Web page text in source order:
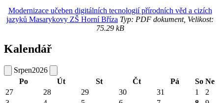
Modernizace učeben digitálních tecnologií přírodních věd a cizích
jazyků Masarykovy ZŠ Horní Bříza Typ: PDF dokument, Velikost:
75.29 kB
Kalendář
Srpen2026
Po
Út St Čt Pá So Ne
27
28 29 30 31 1
2